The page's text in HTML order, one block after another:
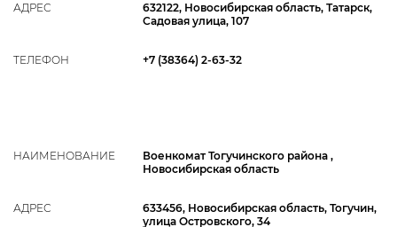
АДРЕС
632122, Новосибирская область, Татарск,
Садовая улица, 107
ТЕЛЕФОН +7 (38364) 2-63-32
НАИМЕНОВАНИЕ
Военкомат Тогучинского района ,
Новосибирская область
АДРЕС
633456, Новосибирская область, Тогучин,
улица Островского, 34